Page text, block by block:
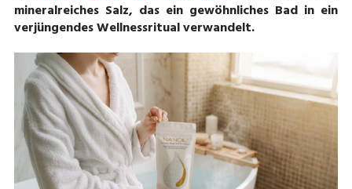
mineralreiches Salz, das ein gewöhnliches Bad in ein
verjüngendes Wellnessritual verwandelt.